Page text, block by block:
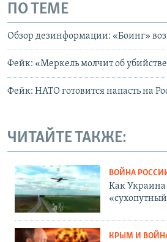
ПО ТЕМЕ
Обзор дезинформации: «Боинг»
Фейк: «Меркель молчит об
Фейк: НАТО готовится напасть на
ЧИТАЙТЕ ТАКЖЕ:
ВОЙНА
Как Украина
КРЫМ И